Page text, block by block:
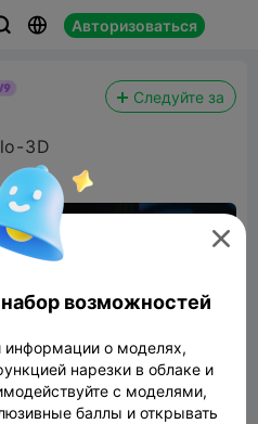
 Авторизоваться
Следуйте за
3D

возможностей
информации о моделях,
нарезки в облаке и
с моделями,
баллы и открывать